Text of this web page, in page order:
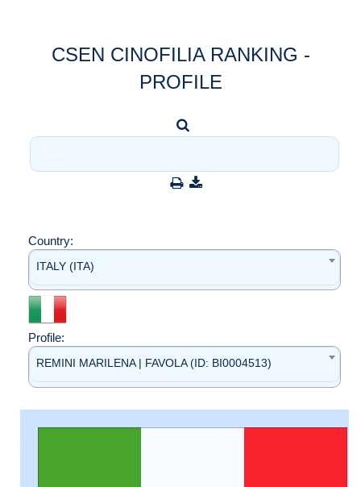
CSEN CINOFILIA RANKING -
PROFILE
Country:
ITALY (ITA)
Profile:
REMINI MARILENA | FAVOLA (ID: BI0004513)